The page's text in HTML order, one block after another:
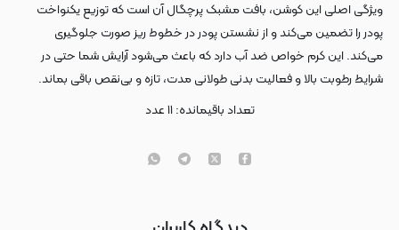
ویژگی اصلی این کوشن، بافت مشبک پرچگال آن است که توزیع یکنواخت
پودر را تضمین می‌کند و از نشستن پودر در خطوط ریز صورت جلوگیری
می‌کند. این کرم خواص ضد آب دارد که باعث می‌شود آرایش شما حتی در
شرایط رطوبت بالا و فعالیت بدنی طولانی مدت، تازه و بی‌نقص باقی بماند.
تعداد باقیمانده: ۱۱عدد